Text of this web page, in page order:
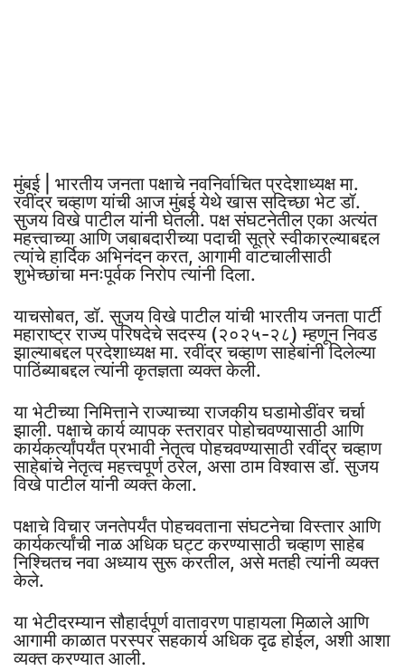
मुंबई | भारतीय जनता पक्षाचे नवनिर्वाचित प्रदेशाध्यक्ष मा.
रवींद्र चव्हाण यांची आज मुंबई येथे खास सदिच्छा भेट डॉ.
सुजय विखे पाटील यांनी घेतली. पक्ष संघटनेतील एका अत्यंत
महत्त्वाच्या आणि जबाबदारीच्या पदाची सूत्रे स्वीकारल्याबद्दल
त्यांचे हार्दिक अभिनंदन करत, आगामी वाटचालीसाठी
शुभेच्छांचा मनःपूर्वक निरोप त्यांनी दिला.
याचसोबत, डॉ. सुजय विखे पाटील यांची भारतीय जनता पार्टी
महाराष्ट्र राज्य परिषदेचे सदस्य (२०२५-२८) म्हणून निवड
झाल्याबद्दल प्रदेशाध्यक्ष मा. रवींद्र चव्हाण साहेबांनी दिलेल्या
पाठिंब्याबद्दल त्यांनी कृतज्ञता व्यक्त केली.
या भेटीच्या निमित्ताने राज्याच्या राजकीय घडामोडींवर चर्चा
झाली. पक्षाचे कार्य व्यापक स्तरावर पोहोचवण्यासाठी आणि
कार्यकर्त्यांपर्यंत प्रभावी नेतृत्व पोहचवण्यासाठी रवींद्र चव्हाण
साहेबांचे नेतृत्व महत्त्वपूर्ण ठरेल, असा ठाम विश्वास डॉ. सुजय
विखे पाटील यांनी व्यक्त केला.
पक्षाचे विचार जनतेपर्यंत पोहचवताना संघटनेचा विस्तार आणि
कार्यकर्त्यांची नाळ अधिक घट्ट करण्यासाठी चव्हाण साहेब
निश्चितच नवा अध्याय सुरू करतील, असे मतही त्यांनी व्यक्त
केले.
या भेटीदरम्यान सौहार्दपूर्ण वातावरण पाहायला मिळाले आणि
आगामी काळात परस्पर सहकार्य अधिक दृढ होईल, अशी आशा
व्यक्त करण्यात आली.